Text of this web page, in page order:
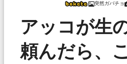
突然ガバチョ
アッコが生
頼んだら、